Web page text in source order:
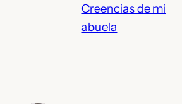
Creencias de mi
abuela